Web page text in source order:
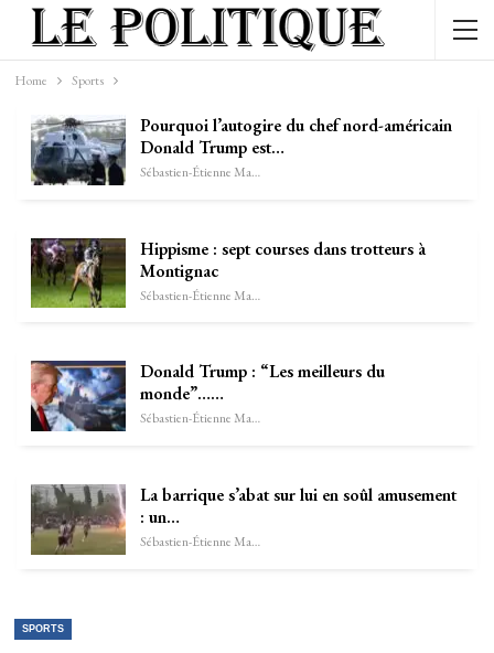
Home Sports
Pourquoi l’autogire du chef nord-américain
Donald Trump est…
Sébastien-Étienne Marechal
Hippisme : sept courses dans trotteurs à
Montignac
Sébastien-Étienne Marechal
Donald Trump : “Les meilleurs du
monde”……
Sébastien-Étienne Marechal
La barrique s’abat sur lui en soûl amusement
: un…
Sébastien-Étienne Marechal
SPORTS